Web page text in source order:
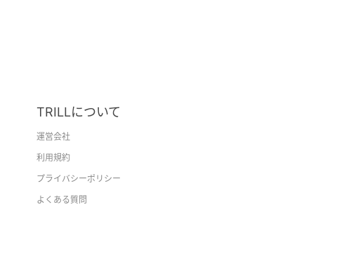
TRILLについて
運営会社
利用規約
プライバシーポリシー
よくある質問